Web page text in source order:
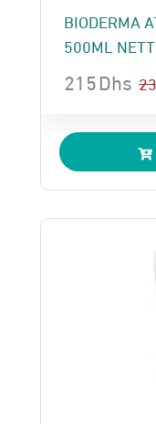
BIODERMA
500ML
prix
initial
était :
230 Dhs.
215Dhs
prix
actuel
est :
215 Dhs.